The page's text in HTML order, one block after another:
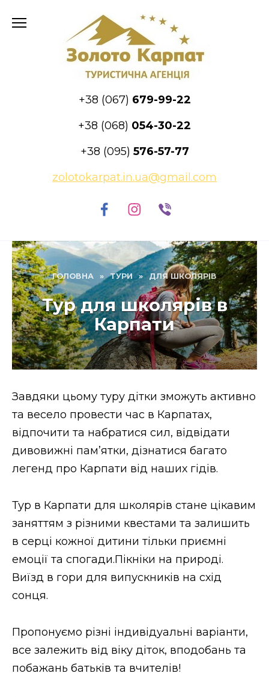
+38 (067) 679-99-22
+38 (068) 054-30-22
+38 (095) 576-57-77
zolotokarpat.in.ua@gmail.com
ГОЛОВНА » ТУРИ » ДЛЯ ШКОЛЯРІВ
Тур для школярів в
Карпати
Завдяки цьому туру дітки зможуть активно
та весело провести час в Карпатах,
відпочити та набратися сил, відвідати
дивовижні пам’ятки, дізнатися багато
легенд про Карпати від наших гідів.
Тур в Карпати для школярів стане цікавим
заняттям з різними квестами та залишить
в серці кожної дитини тільки приємні
емоції та спогади.Пікніки на природі.
Виїзд в гори для випускників на схід
сонця.
Пропонуємо різні індивідуальні варіанти,
все залежить від віку діток, вподобань та
побажань батьків та вчителів!